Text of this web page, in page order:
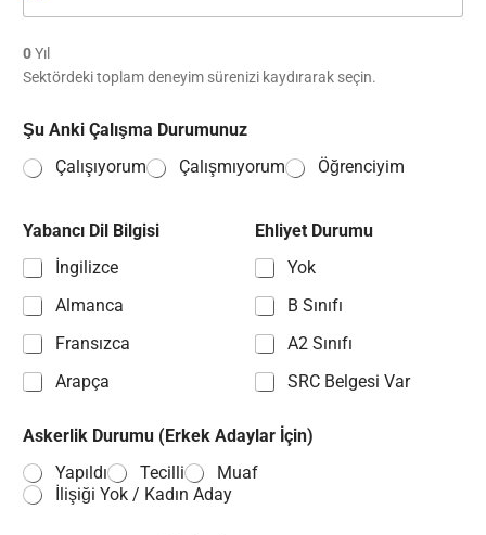
0Yıl
Sektördeki toplam deneyim sürenizi kaydırarak seçin.
Şu Anki Çalışma Durumunuz
Çalışıyorum
Çalışmıyorum Öğrenciyim
Yabancı Dil Bilgisi
İngilizce
Almanca
Fransızca
Arapça
Ehliyet Durumu
Yok
B Sınıfı
A2 Sınıfı
SRC Belgesi Var
Askerlik Durumu (Erkek Adaylar İçin)
Yapıldı
Tecilli
Muaf
İlişiği Yok / Kadın Aday